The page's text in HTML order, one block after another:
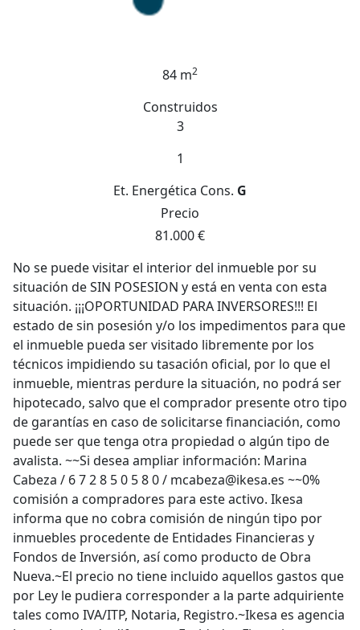
84 m2
Construidos
3
1
Et. Energética Cons. G
Precio
81.000 €
No se puede visitar el interior del inmueble por su
situación de SIN POSESION y está en venta con esta
situación. ¡¡¡OPORTUNIDAD PARA INVERSORES!!! El
estado de sin posesión y/o los impedimentos para que
el inmueble pueda ser visitado libremente por los
técnicos impidiendo su tasación oficial, por lo que el
inmueble, mientras perdure la situación, no podrá ser
hipotecado, salvo que el comprador presente otro tipo
de garantías en caso de solicitarse financiación, como
puede ser que tenga otra propiedad o algún tipo de
avalista. ~~Si desea ampliar información: Marina
Cabeza / 6 7 2 8 5 0 5 8 0 / mcabeza@ikesa.es ~~0%
comisión a compradores para este activo. Ikesa
informa que no cobra comisión de ningún tipo por
inmuebles procedente de Entidades Financieras y
Fondos de Inversión, así como producto de Obra
Nueva.~El precio no tiene incluido aquellos gastos que
por Ley le pudiera corresponder a la parte adquiriente
tales como IVA/ITP, Notaria, Registro.~Ikesa es agencia